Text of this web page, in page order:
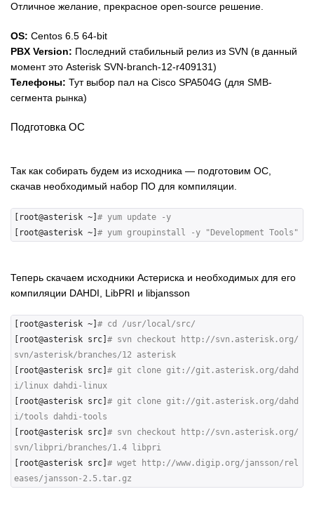
Отличное желание, прекрасное open-source решение.
OS: Centos 6.5 64-bit
PBX Version: Последний стабильный релиз из SVN (в данный
момент это Asterisk SVN-branch-12-r409131)
Телефоны: Тут выбор пал на Cisco SPA504G (для SMB-
сегмента рынка)
Подготовка ОС
Так как собирать будем из исходника — подготовим ОС,
скачав необходимый набор ПО для компиляции.
[root@asterisk ~] # yum update -y
[root@asterisk ~]
Теперь скачаем исходники Астериска и необходимых для его
компиляции DAHDI, LibPRI и libjansson
[root@asterisk ~] # cd /usr/local/src/
[root@asterisk src] # svn checkout http://svn.asterisk.org/
svn/asterisk/branches/12 asterisk
[root@asterisk src] # git clone git://git.asterisk.org/dahd
i/linux dahdi-linux
[root@asterisk src] # git clone git://git.asterisk.org/dahd
i/tools dahdi-tools
[root@asterisk src] # svn checkout http://svn.asterisk.org/
svn/libpri/branches/1.4 libpri
[root@asterisk src] # wget http://www.digip.org/jansson/rel
eases/jansson-2.5.tar.gz